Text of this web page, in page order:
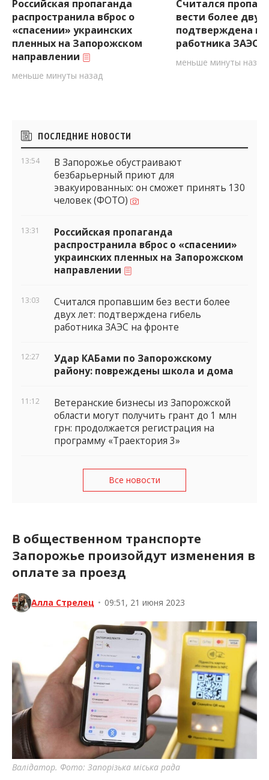
Российская пропаганда
распространила вброс о
«спасении» украинских
пленных на Запорожском
направлении
меньше минуты назад
Считался
вести более двух
подтверждена
работника ЗАЭС
меньше минуты назад
Боковые
виджеты
ПОСЛЕДНИЕ НОВОСТИ
13:54
В Запорожье обустраивают
безбарьерный приют для
эвакуированных: он сможет принять 130
человек (ФОТО)
13:31
Российская пропаганда
распространила вброс о «спасении»
украинских пленных на Запорожском
направлении
13:03
Считался пропавшим без вести более
двух лет: подтверждена гибель
работника ЗАЭС на фронте
12:27
Удар КАБами по Запорожскому
району: повреждены школа и дома
11:12
Ветеранские бизнесы из Запорожской
области могут получить грант до 1 млн
грн: продолжается регистрация на
программу «Траектория 3»
Все новости
В общественном транспорте
Запорожье произойдут изменения в
оплате за проезд
Алла Стрелец • 09:51, 21 июня 2023
Валідатор. Фото: Запорізька міська рада